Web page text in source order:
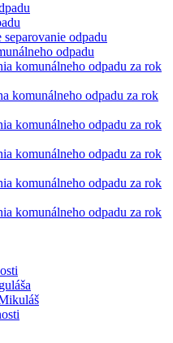
odpadu
odpadu
komunálneho odpadu za rok
komunálneho odpadu za rok
komunálneho odpadu za rok
komunálneho odpadu za rok
komunálneho odpadu za rok
komunálneho odpadu za rok